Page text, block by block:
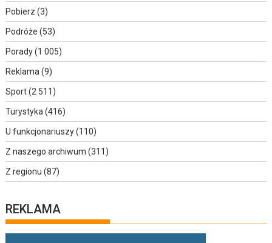
Pobierz (3)
Podróże (53)
Porady(1 005)
Reklama (9)
Sport(2 511)
Turystyka (416)
U funkcjonariuszy(110)
Z naszego archiwum (311)
Z regionu (87)
REKLAMA